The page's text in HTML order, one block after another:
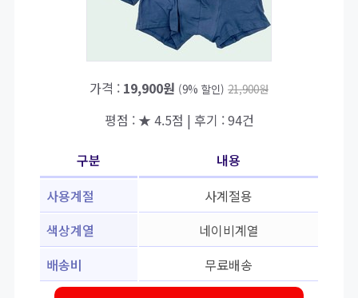
가격 : 19,900원 (9% 할인) 21,900원
평점 : ★ 4.5점 | 후기 : 94건
구분
내용
사용계절
사계절용
색상계열
네이비계열
배송비
무료배송